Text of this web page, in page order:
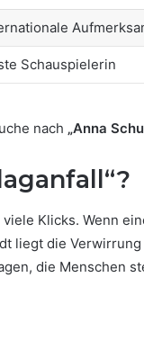
Schauspielerin
nach „Anna
Klicks. Wenn
liegt die Verwirrung
die Menschen